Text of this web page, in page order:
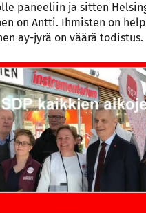
paneeliin ja sitten
on Antti. Ihmisten on
ay-jyrä on väärä todistus.